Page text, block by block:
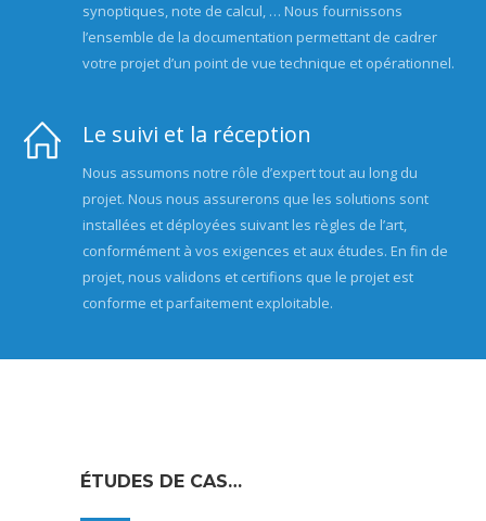
synoptiques, note de calcul, … Nous fournissons
l’ensemble de la documentation permettant de cadrer
votre projet d’un point de vue technique et opérationnel.
Le suivi et la réception
Nous assumons notre rôle d’expert tout au long du
projet. Nous nous assurerons que les solutions sont
installées et déployées suivant les règles de l’art,
conformément à vos exigences et aux études. En fin de
projet, nous validons et certifions que le projet est
conforme et parfaitement exploitable.
ÉTUDES DE CAS…